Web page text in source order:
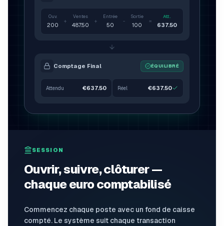
SESSION
Ouvrir, suivre, clôturer —
chaque euro comptabilisé
Commencez chaque poste avec un fond de caisse
compté. Le système suit chaque transaction
Ouv.
200
+
Ventes
487.50
+
Entrée
50
-
Sortie
100
=
Att.
637.50
Comptage Final ÉQUILIBRÉ
Attendu €637.50 Réel €637.50